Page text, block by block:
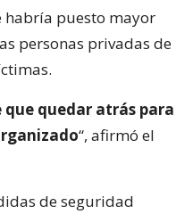
habría puesto mayor
personas privadas de
quedar atrás para
“, afirmó el
de seguridad